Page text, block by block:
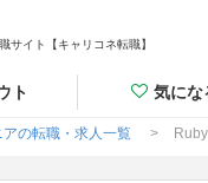
サイト【キャリコネ転職】
ト 気にな
アの転職・求人一覧